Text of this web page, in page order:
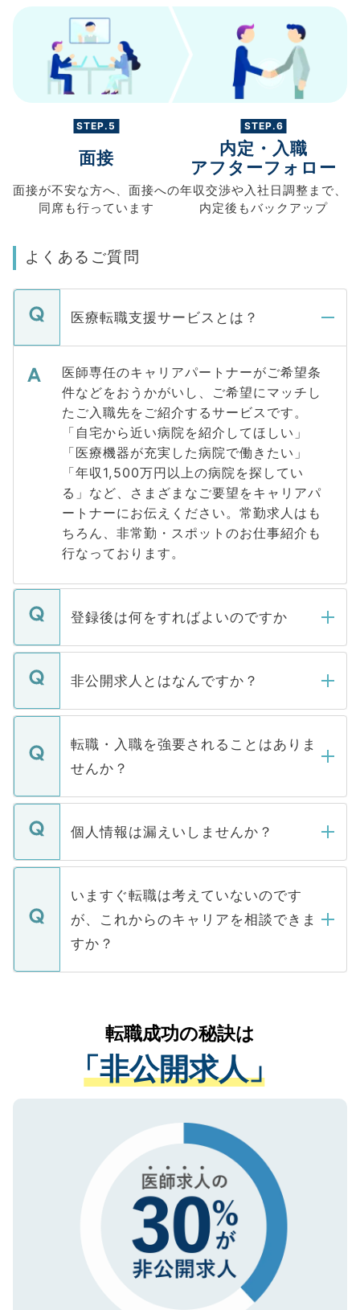
STEP.5
面接
面接が不安な方へ、 面接への
同席も行っています
STEP.6
内定・入職
アフターフォロー
年収交渉や入社日調整まで、
内定後もバックアップ
よくあるご質問
医療転職支援サービスとは？
医師専任のキャリアパートナーがご希望条
件などをおうかがいし、ご希望にマッチし
たご入職先をご紹介するサービスです。
「自宅から近い病院を紹介してほしい」
「医療機器が充実した病院で働きたい」
「年収1,500万円以上の病院を探してい
る」など、さまざまなご要望をキャリアパ
ートナーにお伝えください。常勤求人はも
ちろん、非常勤・スポットのお仕事紹介も
行なっております。
登録後は何をすればよいのですか
ご登録いただきましたら、弊社担当者がご
登録内容を確認し、その後メールもしくは
ます。通常、5営業日以内にはご連絡をせて
いただきますので、しばらくお待ちくださ
非公開求人とはなんですか？
マイナビDOCTORで取り扱っている求人の
うち約3割は、Webサイトからご覧いただ
けない「非公開求人」です。非公開求人は
下記の理由によって、一般には公開してい
ません。
■応募殺到を避けるため 人気のある医療機
関を公にしてしまうと、応募が殺到する場
に、医療機関が求める条件に合った人材の
みを人材紹介会社に依頼するケースが増え
ています。
転職・入職を強要されることはありま
せんか？
転職・入職を強要することは一切ありませ
ん。また、仮に応募先から内定をいただい
定を承諾する必要はありません。内定先へ
の辞退の連絡はキャリアパートナーが行い
個人情報は漏えいしませんか？
個人情報が漏えいすることはありませんの
で、ご安心ください。当サイトからの登録
などで収集したご登録者様の個人情報は、
ご本人のキャリアアップおよび転職活動の
支援を目的に使用いたします。お預かりし
ているすべての個人データはご本人の許可
は、個人情報の取り扱いについての厳密な
管理基準を満たした事業者のみに付与され
る、プライバシーマークを取得済みです。
で、機密保持に関してもご安心ください。
いますぐ転職は考えていないのです
が、これからのキャリアを相談できま
すか？
かがいして、現在の医療機関の状況や紹介
経験をまじえながら、適切なアドバイスを
させていただきます。すぐにご転職をされ
ない方には、長期的なサポートが可能です
ので、まずはご登録ください。
転職成功の秘訣は
「非公開求人」